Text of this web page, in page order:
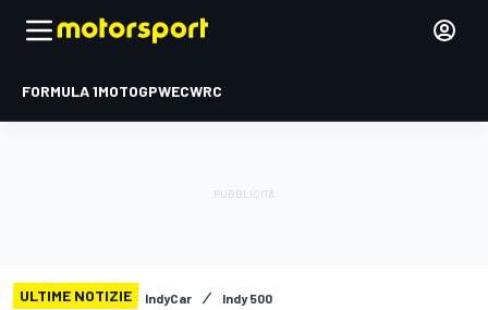
FORMULA 1MOTOGPWECWRC
ULTIME NOTIZIE IndyCar Indy 500